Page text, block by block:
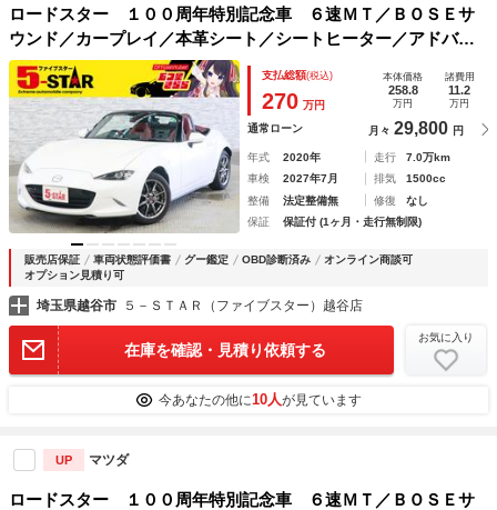
ロードスター １００周年特別記念車 ６速ＭＴ／ＢＯＳＥサ
ウンド／カープレイ／本革シート／シートヒーター／アドバン
ストＳＣＢＳ／リアパーキングセンサー／ＢＳＭ／ＲＣＴＡ／
アダプティブＬＥＤヘッドライト／純正ナビ／バックカメラ／
純正ＡＷ
支払総額(税込)
270 万円
本体価格
258.8
万円
諸費用
11.2
万円
通常ローン 月々 29,800 円
年式 2020年 走行
7.0万km
車検
2027年7月 排気
1500cc
整備
法定整備無 修復
なし
保証
保証付 (1ヶ月・走行無制限)
販売店保証 車両状態評価書 グー鑑定 OBD診断済み
オンライン商談可
オプション見積り可
埼玉県越谷市 ５－ＳＴＡＲ（ファイブスター）越谷店
在庫を確認・見積り依頼する
お気に入り
今あなたの他に10人が見ています
UP マツダ
ロードスター １００周年特別記念車 ６速ＭＴ／ＢＯＳＥサ